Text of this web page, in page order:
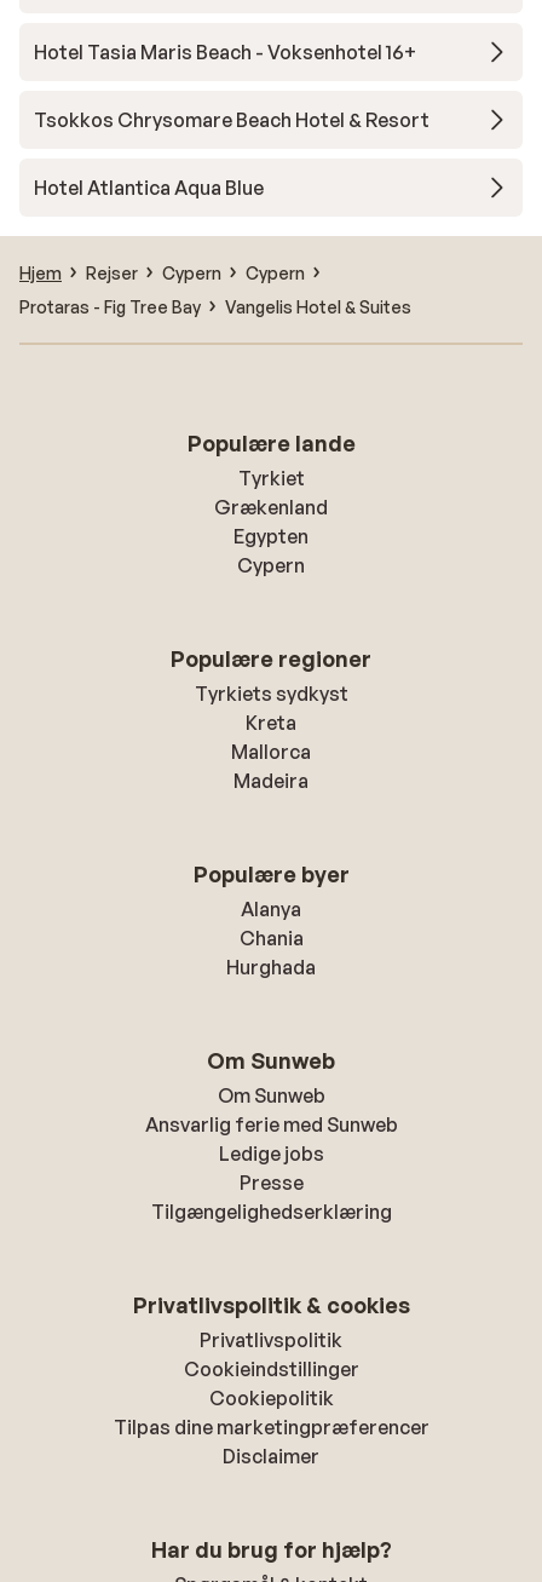
Hotel Tasia Maris Beach - Voksenhotel 16+
Tsokkos Chrysomare Beach Hotel & Resort
Hotel Atlantica Aqua Blue
Hjem Rejser Cypern
Cypern
Protaras - Fig Tree Bay
Vangelis Hotel & Suites
Populære lande
Tyrkiet
Grækenland
Egypten
Cypern
Populære regioner
Tyrkiets sydkyst
Kreta
Mallorca
Madeira
Populære byer
Alanya
Chania
Hurghada
Om Sunweb
Om Sunweb
Ansvarlig ferie med Sunweb
Ledige jobs
Presse
Tilgængelighedserklæring
Privatlivspolitik & cookies
Privatlivspolitik
Cookieindstillinger
Cookiepolitik
Tilpas dine marketingpræferencer
Disclaimer
Har du brug for hjælp?